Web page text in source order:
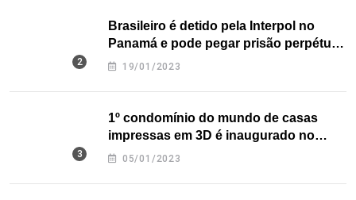
Brasileiro é detido pela Interpol no
Panamá e pode pegar prisão perpétua
nos EUA
19/01/2023
1º condomínio do mundo de casas
impressas em 3D é inaugurado no
Texas
05/01/2023